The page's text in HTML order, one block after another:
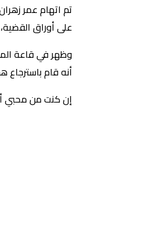
تم اتهام عمر
على أوراق
أنه قام
إن كنت من محبي